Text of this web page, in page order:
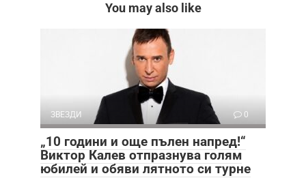
You may also like
ЗВЕЗДИ 0
„10 години и още пълен напред!“
Виктор Калев отпразнува голям
юбилей и обяви лятното си турне